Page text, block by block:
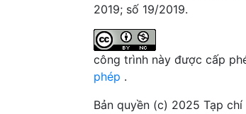
2019; số 19/2019.
công trình này được cấp
phép .
Bản quyền (c) 2025 Tạp